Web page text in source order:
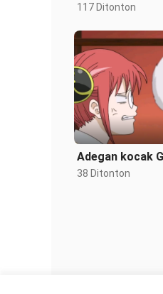
117 Ditonton
Adegan kocak
38 Ditonton